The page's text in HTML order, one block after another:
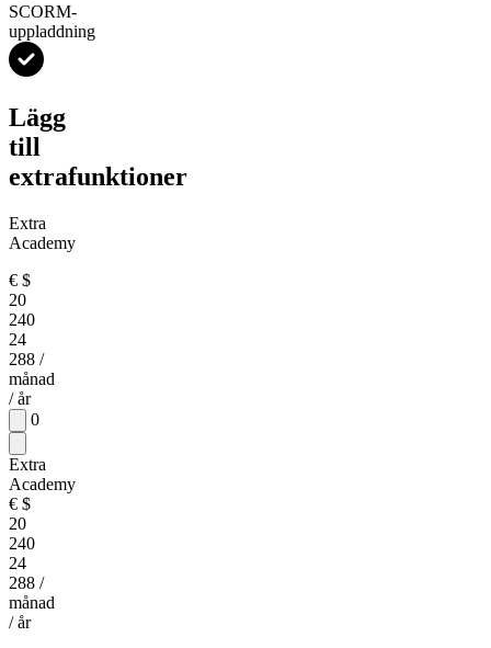
SCORM-
uppladdning
Lägg
till
extrafunktioner
Extra
Academy
€ $
20
240
24
288 /
månad
/ år
0
Extra
Academy
€ $
20
240
24
288 /
månad
/ år